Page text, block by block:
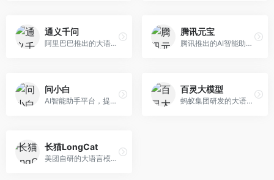
通义千问
阿里巴巴推出的大语言模型平台，提供对话问答、文档处理、图像理解、代码编写等全方位AI服务。面向企业用户和个人开发者，集成阿里云生态，支持多模态交互，企业级安全保障。
腾讯元宝
腾讯推出的AI智能助手，整合微信生态和腾讯云服务。面向普通用户和企业客户，支持文档解析、图像理解、联网搜索等功能，与腾讯产品无缝衔接，办公协作便捷。
问小白
AI智能助手平台，提供知识问答、文本创作、文档处理等服务。面向普通用户和职场人士，操作简便，响应速度快，支持多场景应用。
百灵大模型
蚂蚁集团研发的大语言模型平台，专注于金融科技和企业服务。面向金融机构和企业客户，提供智能客服、风险分析、文档处理等服务，金融场景理解深入。
长猫LongCat
美团自研的大语言模型对话平台，专注于本地生活服务场景。面向美团生态用户，提供智能推荐、服务问答等功能，本地生活知识覆盖全面。